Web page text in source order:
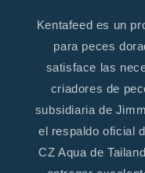
Kentafeed es un
para peces
satisface las
criadores de
subsidiaria de
el respaldo oficial
CZ Aqua de